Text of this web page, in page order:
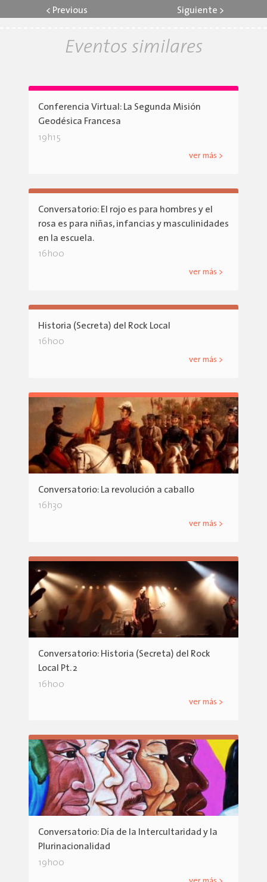
< Previous Siguiente >
Eventos similares
Conferencia Virtual: La Segunda Misión
Geodésica Francesa
19h15
ver más >
Conversatorio: El rojo es para hombres y el
rosa es para niñas, infancias y masculinidades
en la escuela.
16h00
ver más >
Historia (Secreta) del Rock Local
16h00
ver más >
Conversatorio: La revolución a caballo
16h30
ver más >
Conversatorio: Historia (Secreta) del Rock
Local Pt. 2
16h00
ver más >
Conversatorio: Día de la Intercultaridad y la
Plurinacionalidad
19h00